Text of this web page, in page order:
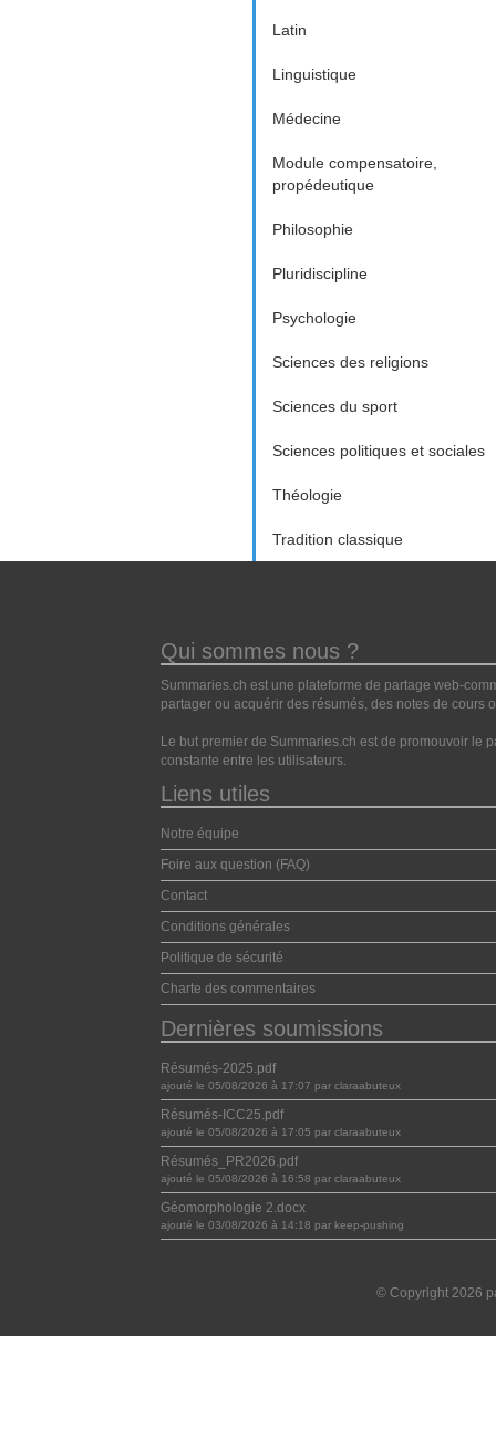
Latin
Linguistique
Médecine
Module compensatoire,
propédeutique
Philosophie
Pluridiscipline
Psychologie
Sciences des religions
Sciences du sport
Sciences politiques et sociales
Théologie
Tradition classique
Qui sommes nous ?
Summaries.ch est une plateforme de partage web-
partager ou acquérir des résumés, des notes de cours
Le but premier de Summaries.ch est de promouvoir le
constante entre les utilisateurs.
Liens utiles
Notre équipe
Foire aux question (FAQ)
Contact
Conditions générales
Politique de sécurité
Charte des commentaires
Dernières soumissions
Résumés-2025.pdf
ajouté le 05/08/2026 à 17:07 par claraabuteux
Résumés-ICC25.pdf
ajouté le 05/08/2026 à 17:05 par claraabuteux
Résumés_PR2026.pdf
ajouté le 05/08/2026 à 16:58 par claraabuteux
Géomorphologie 2.docx
ajouté le 03/08/2026 à 14:18 par keep-pushing
© Copyright 2026